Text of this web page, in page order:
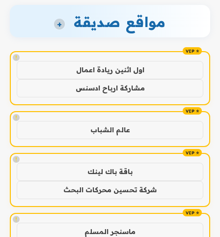
مواقع صديقة +
!
اول اثنين ريادة اعمال
مشاركة ارباح ادسنس
!
عالم الشباب
!
باقة باك لينك
شركة تحسين محركات البحث
!
ماسنجر المسلم